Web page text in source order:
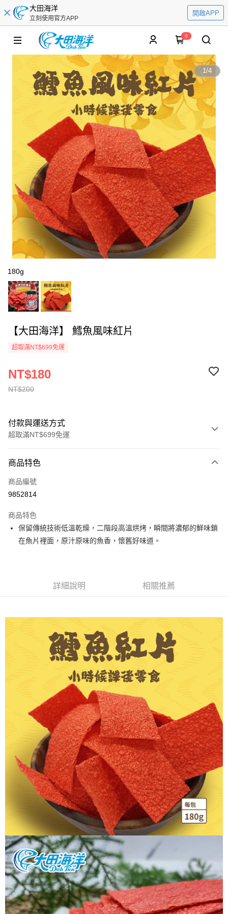
大田海洋
立刻使用官方APP
開啟APP
0
1/4
180g
【大田海洋】 鱈魚風味紅片
超取滿NT$699免運
NT$200
NT$180
付款與運送方式
超取滿NT$699免運
信用卡一次付款
超商取貨付款
Apple Pay
街口支付
AFTEE先享後付是「在收到商品之後才付款」的支付方式。 讓您購物簡單
１．簡單：不需註冊會員、不需綁卡、不需儲值。
２．便利：只要手機號碼，簡訊認證，即可結帳。
３．安心：先確認商品／服務後，再付款。
【「AFTEE先享後付」結帳流程】
１．於結帳方式選擇「AFTEE先享後付」後，將跳轉至「AFTEE先享後付」
結帳頁面，進行簡訊認證並確認金額後，即可完成結帳。
２．訂單成立數日內，您將收到繳費通知簡訊。
３．收到繳費通知簡訊後14天內，點擊此簡訊中的連結，可透過四大超商／
ATM／網路銀行／等多元方式進行付款，方視為交易完成。
※ 請注意：結帳手續完成當下不需立刻繳費，但若您需要取消訂單，請聯絡
購買商品的店家。未經商家同意取消之訂單仍視為有效，需透過AFTEE先享
後付繳納相關費用。
※ 交易是否成功請以「AFTEE先享後付 」之結帳頁面顯示為準，若有關於
是否繳費成功／繳費後需取消欲退款等相關疑問，請聯繫「AFTEE先享後付
客戶支援中心」https://netprotections.freshdesk.com/support/home
１．透過由恩沛科技股份有限公司提供之「AFTEE先享後付」服務完成之交
易，需依本服務之必要範圍內提供個人資料，並將交易相關給付款項請求債
權轉讓予恩沛科技股份有限公司。
２．關於個人資料處理事宜，請瀏覽以下網址：
https://aftee.tw/terms/#terms3
３．未成年的使用者請事先徵得法定代理人或監護人之同意方可使用
「AFTEE先享後付」，若未經同意申辦者引起之損失，本公司不負相關責
任。
４．使用「AFTEE先享後付」時，將依據個別帳號之用戶狀況，依本公司即
時審查核予不同之上限額度；若仍有額度不足之情形，本公司將視審查結果
請求用戶進行身份認證。
每筆NT$60，滿NT$699(含以上)免運費
付款後全家取貨
每筆NT$60，滿NT$699(含以上)免運費
7-11取貨付款
每筆NT$60，滿NT$699(含以上)免運費
付款後7-11取貨
每筆NT$60，滿NT$699(含以上)免運費
每筆NT$150，滿NT$1,200(含以上)免運費
商品特色
商品編號
9852814
商品特色
保留傳統技術低溫乾燥，二階段高溫烘烤，瞬間將濃郁的鮮味鎖
在魚片裡面，原汁原味的魚香，懷舊好味道。
詳細說明 相關推薦